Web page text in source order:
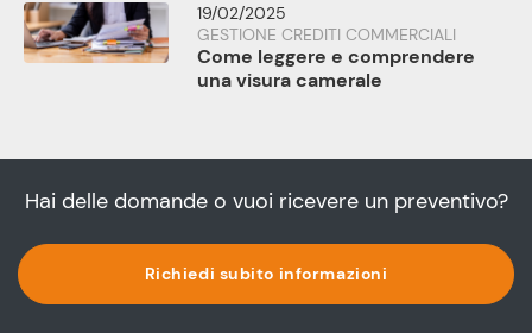
19/02/2025
GESTIONE CREDITI COMMERCIALI
Come leggere e comprendere
una visura camerale
Hai delle domande o vuoi ricevere un preventivo?
Richiedi subito informazioni